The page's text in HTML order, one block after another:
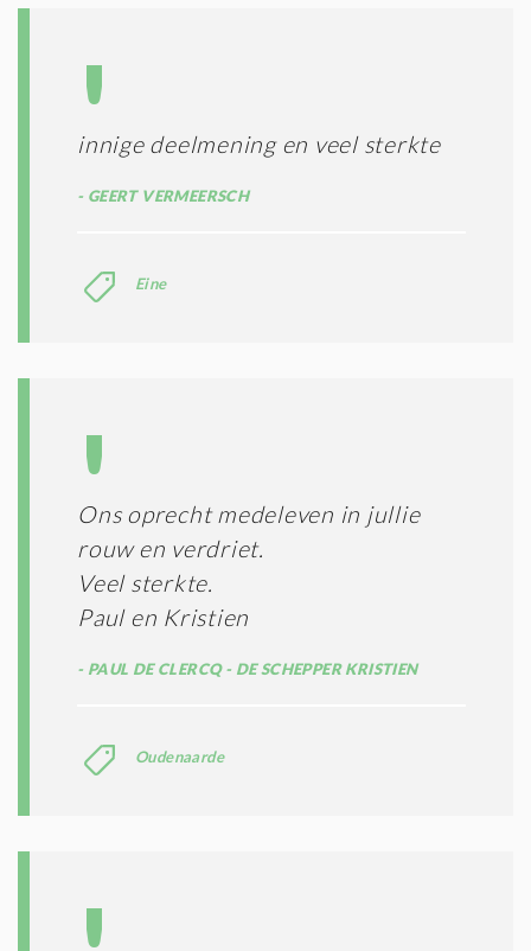
innige deelmening en veel sterkte
GEERT VERMEERSCH
Eine
Ons oprecht medeleven in jullie
rouw en verdriet.
Veel sterkte.
Paul en Kristien
PAUL DE CLERCQ - DE SCHEPPER KRISTIEN
Oudenaarde